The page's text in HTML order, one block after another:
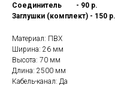
Соединитель - 90 р.
Заглушки (комплект) - 150 р.
Материал: ПВХ
Ширина: 26 мм
Высота: 70 мм
Длина: 2500 мм
Кабель-канал: Да